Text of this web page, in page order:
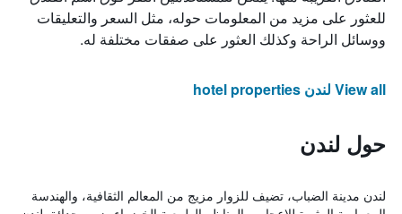
للعثور على مزيد من المعلومات حوله، مثل السعر والتعليقات
ووسائل الراحة وكذلك العثور على صفقات مختلفة له.
View all لندن hotel properties
حول لندن
لندن مدينة الضباب، تضيف للزوار مزيج من المعالم الثقافية، والهندسة